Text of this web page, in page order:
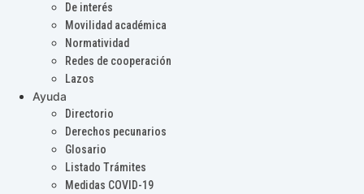
De interés
Movilidad académica
Normatividad
Redes de cooperación
Lazos
Ayuda
Directorio
Derechos pecunarios
Glosario
Listado Trámites
Medidas COVID-19